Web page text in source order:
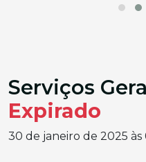
Serviços
Expirado
30 de janeiro de 2025 às